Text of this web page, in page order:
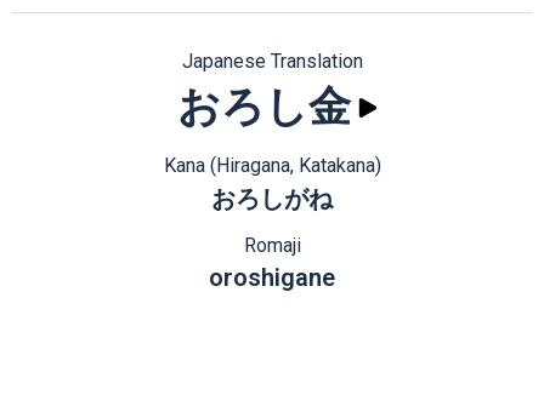
Japanese Translation
おろし金
Kana (Hiragana, Katakana)
おろしがね
Romaji
oroshigane